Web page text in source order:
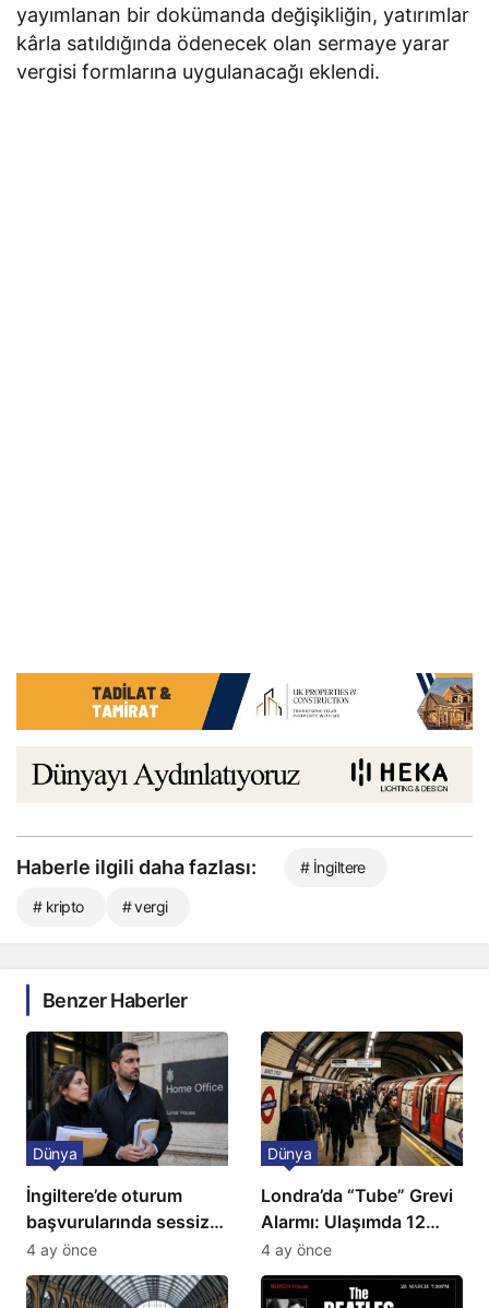
yayımlanan bir dokümanda değişikliğin, yatırımlar
kârla satıldığında ödenecek olan sermaye yarar
vergisi formlarına uygulanacağı eklendi.
Haberle ilgili daha fazlası: # İngiltere
# kripto # vergi
Benzer Haberler
İngiltere’de oturum
başvurularında sessiz
kriz: Büyükelçilikten
açıklama!
Dünya
4 ay önce
Londra’da “Tube” Grevi
Alarmı: Ulaşımda 12
Günlük Kaos Kapıda
Dünya
4 ay önce